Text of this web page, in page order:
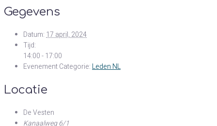
Gegevens
Datum:17 april, 2024
Tijd:
14:00 - 17:00
Evenement Categorie:Leden NL
Locatie
De Vesten
Kanaalweg 6/1